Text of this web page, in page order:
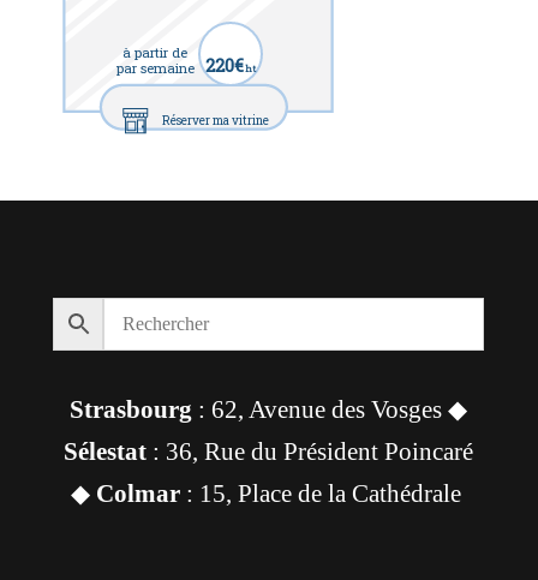
à partir de
par semaine 220€ht
Réserver ma vitrine
Strasbourg : 62, Avenue des Vosges ◆
Sélestat : 36, Rue du Président Poincaré
◆ Colmar: 15, Place de la Cathédrale